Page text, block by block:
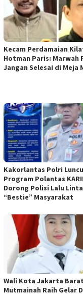
Kecam Perdamaian
Hotman Paris: Marwah
Jangan Selesai di Meja
Kakorlantas Polri
Program Polantas
Dorong Polisi Lalu
“Bestie” Masyarakat
Wali Kota Jakarta
Mutmainah Raih Gelar